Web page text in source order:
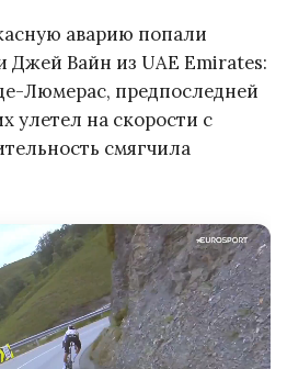
аварию попали
Вайн из UAE Emirates:
Люмерас, предпоследней
улетел на скорости с
смягчила